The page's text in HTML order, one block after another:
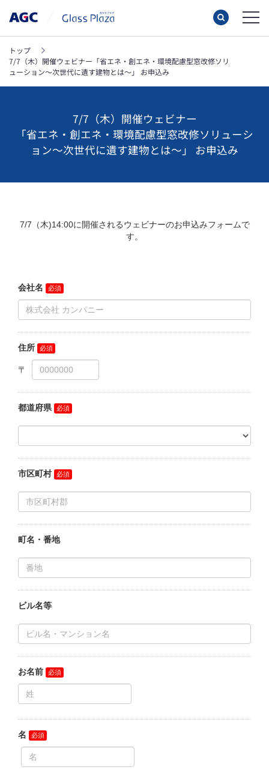
トップ
7/7（木）開催ウェビナー「省エネ・創エネ・環境配慮型窓改修ソリ
ューション～次世代に遺す建物とは～」 お申込み
7/7（木）開催ウェビナー
「省エネ・創エネ・環境配慮型窓改修ソリューシ
ョン～次世代に遺す建物とは～」 お申込み